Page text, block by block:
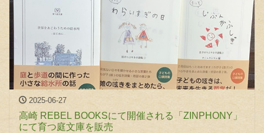
2025-06-27
高崎 REBEL BOOKSにて開催される「ZINPHONY」
にて育つ庭文庫を販売